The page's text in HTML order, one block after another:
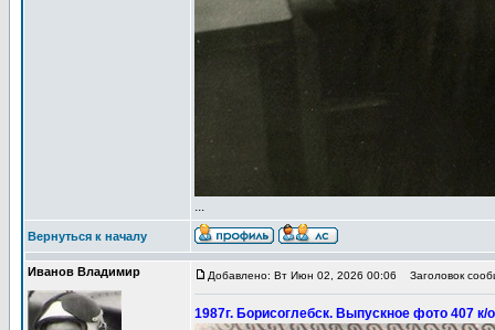
...
Вернуться к началу
Иванов Владимир Добавлено: Вт Июн 02, 2026 00:06 Заголовок
1987г. Борисоглебск. Выпускное фото 407 к/